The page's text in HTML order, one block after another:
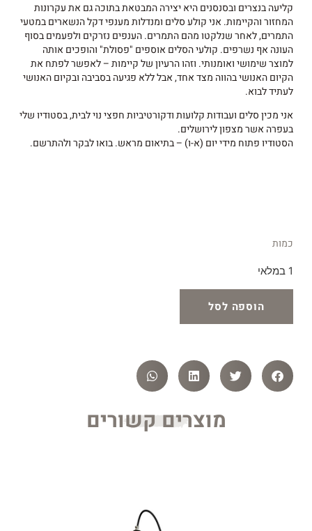
קליעה בנצרים ובסנסנים היא יצירה המבטאת בתוכה גם את עקרונות
המחזור והקיימות. אני קולע סלים ומנדלות מענפי דקל הנשארים במטעי
התמרים, לאחר שנלקטו מהם התמרים. הענפים נזרקים ולפעמים בסוף
העונה אף נשרפים. קולעי הסלים אוספים "פסולת" והופכים אותה
למוצר שימושי ואומנותי. וזהו הרעיון של קיימות – לאפשר לפתח את
הקיום האנושי בהווה מצד אחד, אבל ללא פגיעה בסביבה ובקיום האנושי
לעתיד לבוא.
אני מכין סלים ועבודות קלועות ודקורטיביות חפצי נוי לבית, בסטודיו שלי
בעפרה אשר מצפון לירושלים.
הסטודיו פתוח מידי יום (א-ו) – בתיאום מראש. בואו לבקר ולהתרשם.
כמות
1 במלאי
הוספה לסל
מוצרים קשורים